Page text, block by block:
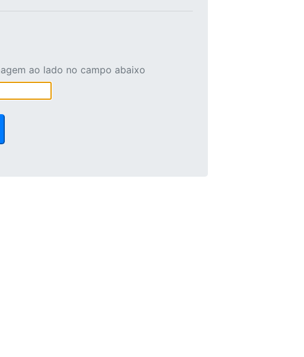
ao lado no campo abaixo